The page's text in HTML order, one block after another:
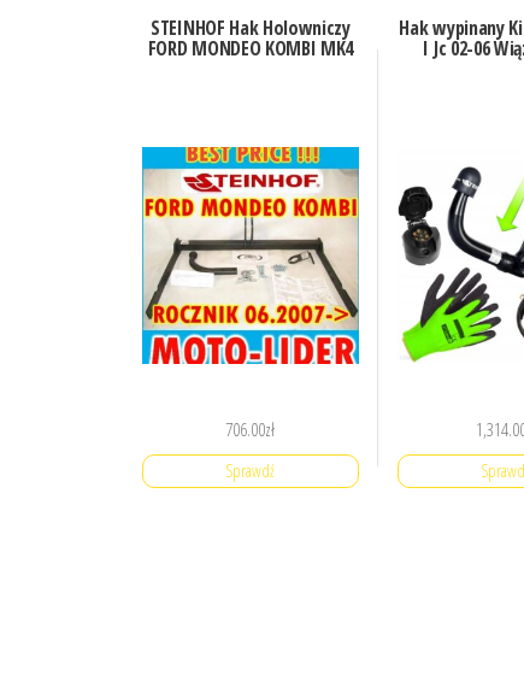
STEINHOF Hak Holowniczy
FORD MONDEO KOMBI MK4
706.00zł
Sprawdź
Hak wypinany
I Jc 02-06